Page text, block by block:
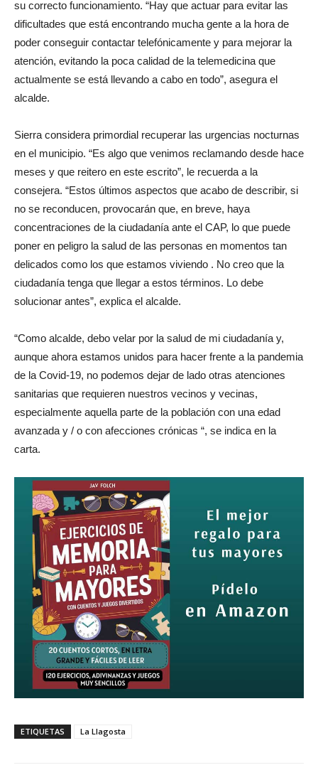
su correcto funcionamiento. “Hay que actuar para evitar las
dificultades que está encontrando mucha gente a la hora de
poder conseguir contactar telefónicamente y para mejorar la
atención, evitando la poca calidad de la telemedicina que
actualmente se está llevando a cabo en todo”, asegura el
alcalde.
Sierra considera primordial recuperar las urgencias nocturnas
en el municipio. “Es algo que venimos reclamando desde hace
meses y que reitero en este escrito”, le recuerda a la
consejera. “Estos últimos aspectos que acabo de describir, si
no se reconducen, provocarán que, en breve, haya
concentraciones de la ciudadanía ante el CAP, lo que puede
poner en peligro la salud de las personas en momentos tan
delicados como los que estamos viviendo . No creo que la
ciudadanía tenga que llegar a estos términos. Lo debe
solucionar antes”, explica el alcalde.
“Como alcalde, debo velar por la salud de mi ciudadanía y,
aunque ahora estamos unidos para hacer frente a la pandemia
de la Covid-19, no podemos dejar de lado otras atenciones
sanitarias que requieren nuestros vecinos y vecinas,
especialmente aquella parte de la población con una edad
avanzada y / o con afecciones crónicas “, se indica en la
carta.
ETIQUETAS La Llagosta